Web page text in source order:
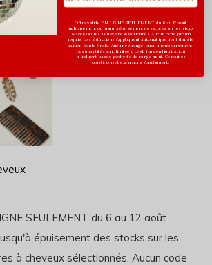
SEULEMENT du 6 au 12 août
épuisement des stocks sur les
à cheveux sélectionnés. Aucun code
Offre valide EN LIGNE SEULEMENT du 6 au 12 août
inclusivement ou jusqu'à épuisement des stocks sur les bijoux
& accessoires à cheveux sélectionnés. Aucun code promo
requis. Les réductions s’appliquent automatiquement dans le
panier. Vente finale. Aucun échange, aucun remboursement.
Les quantités sont limitées. Les bijoux en liquidation
n'incluent pas de pochette de rangement. Certaines
conditions et exclusions s'appliquent.